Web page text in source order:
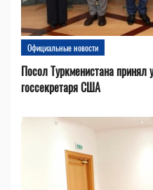
Официальные новости
Посол Туркменистана принял
госсекретаря США